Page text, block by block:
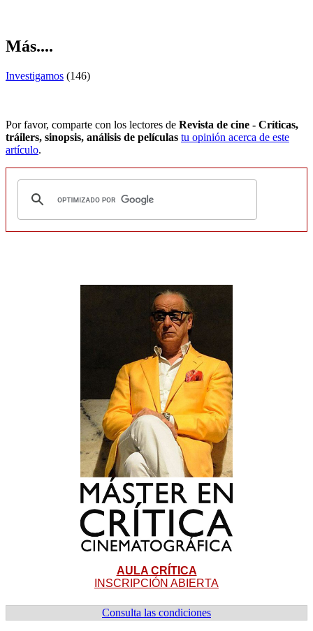
Más....
Investigamos (146)
Por favor, comparte con los lectores de Revista de cine - Críticas,
tráilers, sinopsis, análisis de películas tu opinión acerca de este
artículo.
AULA CRÍTICA
INSCRIPCIÓN ABIERTA
Consulta las condiciones